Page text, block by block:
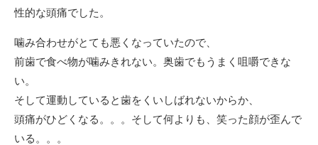
性的な頭痛でした。
噛み合わせがとても悪くなっていたので、
前歯で食べ物が噛みきれない。奥歯でもうまく咀嚼できな
い。
そして運動していると歯をくいしばれないからか、
頭痛がひどくなる。。。そして何よりも、笑った顔が歪んで
いる。。。